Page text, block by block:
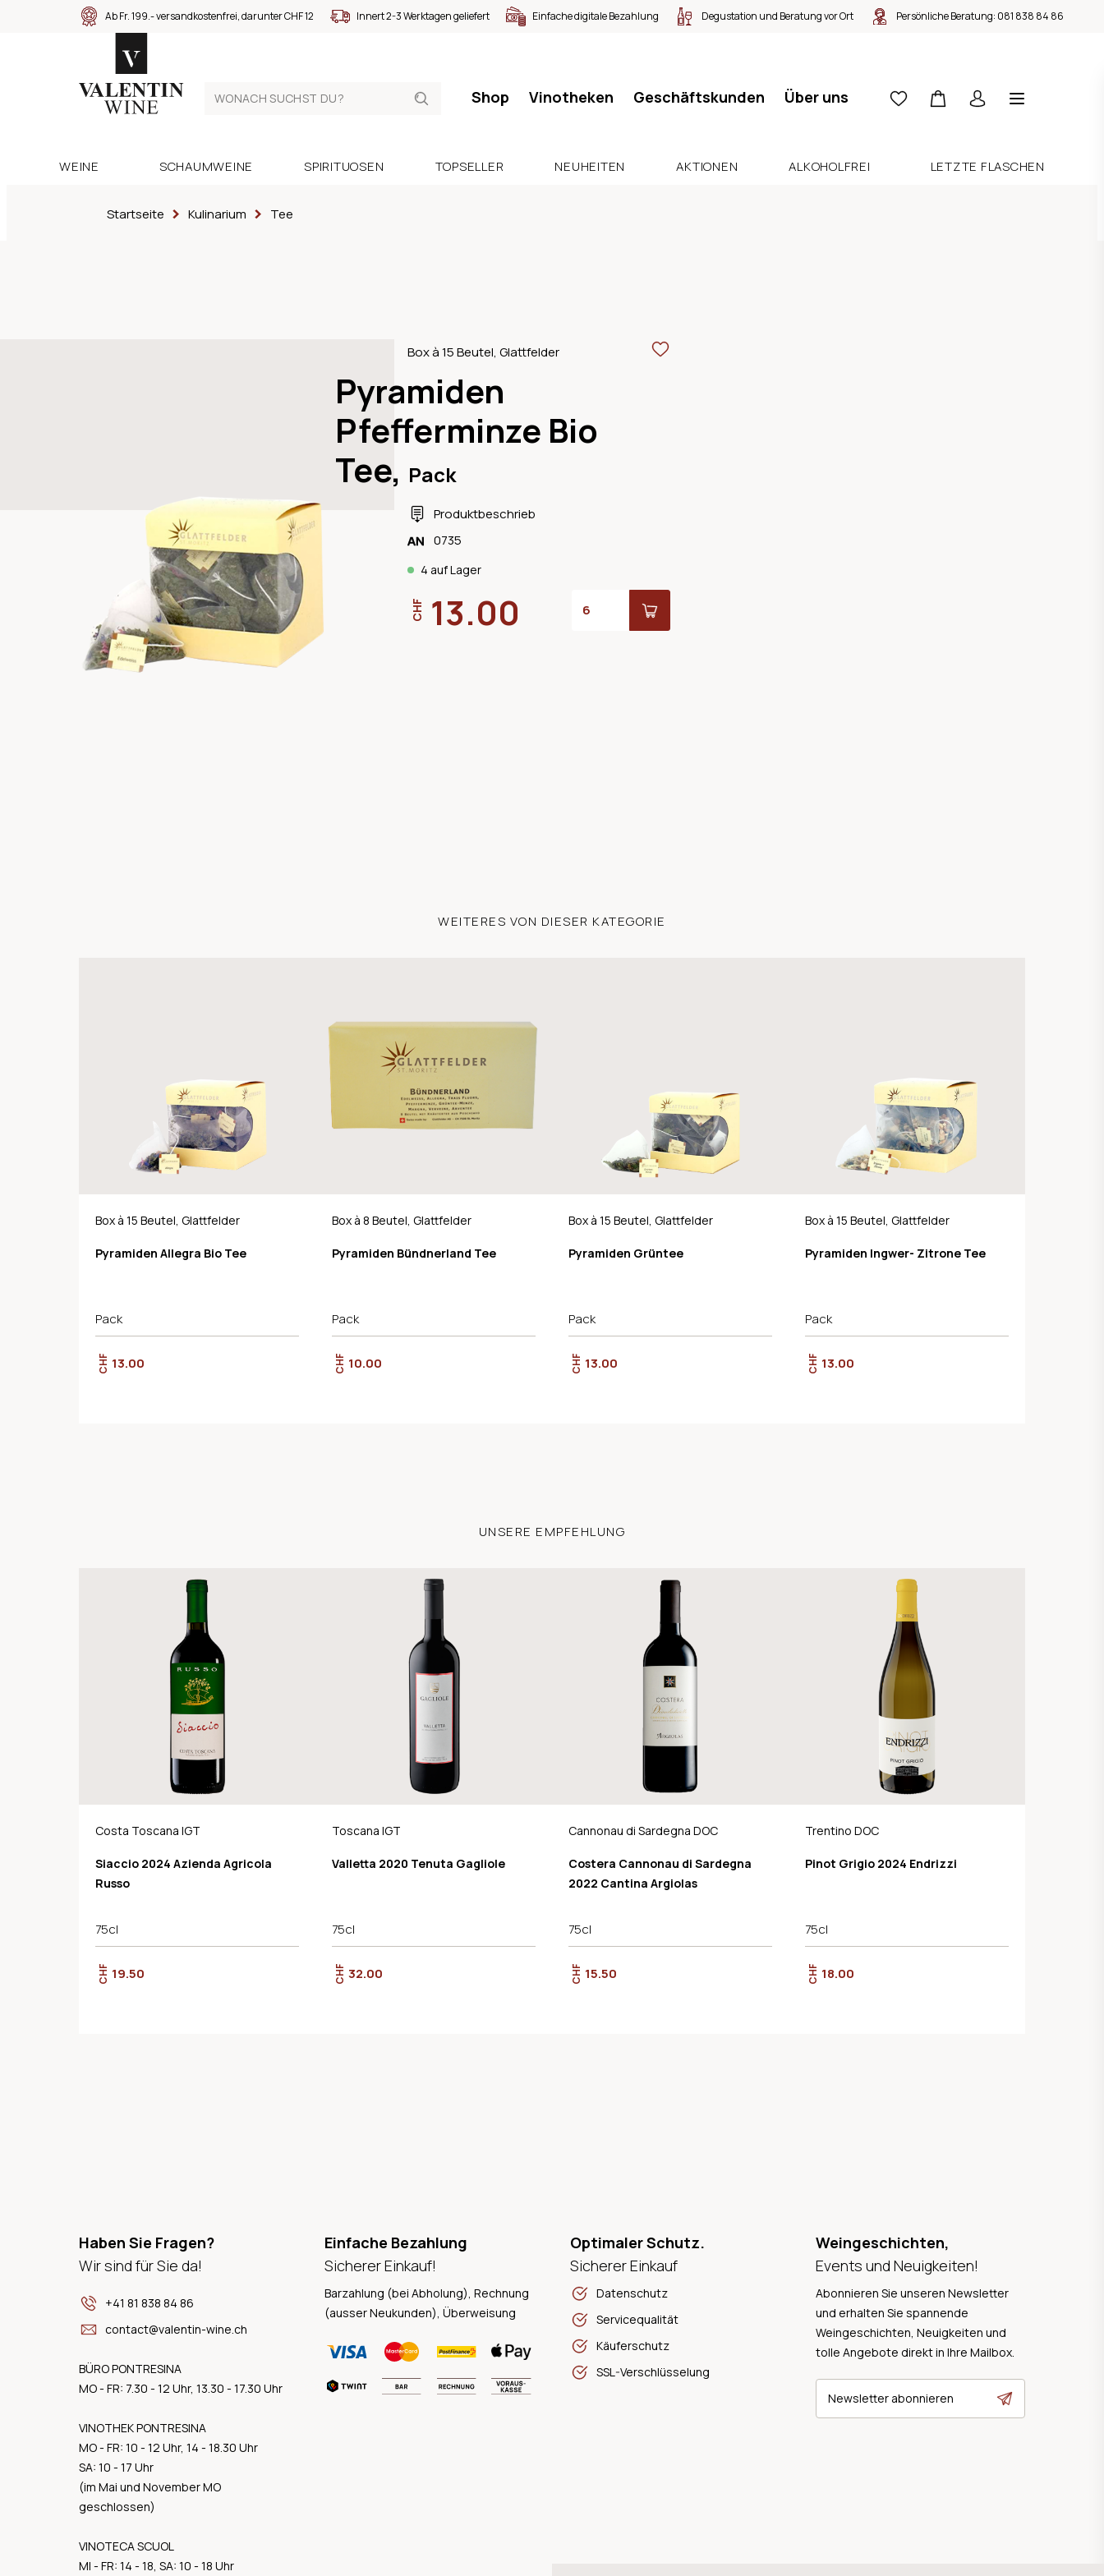
Ab Fr. 199.- versandkostenfrei, darunter CHF 12 Innert 2-3 Werktagen geliefert Einfache digitale Bezahlung Degustation und Beratung vor Ort Persönliche Beratung: 081 838 84 86
Shop Vinotheken Geschäftskunden Über uns
WEINE SCHAUMWEINE SPIRITUOSEN TOPSELLER NEUHEITEN AKTIONEN ALKOHOLFREI LETZTE FLASCHEN
Startseite Kulinarium Tee
Box à 15 Beutel, Glattfelder
Pyramiden
Pfefferminze Bio
Tee, Pack
Produktbeschrieb
0735
4 auf Lager
CHF 13.00
WEITERES VON DIESER KATEGORIE
Box à 15 Beutel, Glattfelder
Pyramiden Allegra Bio Tee
Pack
CHF 13.00
Box à 8 Beutel, Glattfelder
Pyramiden Bündnerland Tee
Pack
CHF 10.00
Box à 15 Beutel, Glattfelder
Pyramiden Grüntee
Pack
CHF 13.00
Box à 15 Beutel, Glattfelder
Pyramiden Ingwer- Zitrone Tee
Pack
CHF 13.00
UNSERE EMPFEHLUNG
Costa Toscana IGT
Siaccio 2024 Azienda Agricola
Russo
75cl
CHF 19.50
Toscana IGT
Valletta 2020 Tenuta Gagliole
75cl
CHF 32.00
Cannonau di Sardegna DOC
Costera Cannonau di Sardegna
2022 Cantina Argiolas
75cl
CHF 15.50
Trentino DOC
Pinot Grigio 2024 Endrizzi
75cl
CHF 18.00
Haben Sie Fragen?
Wir sind für Sie da!
+41 81 838 84 86
contact@valentin-wine.ch
BÜRO PONTRESINA
MO - FR: 7.30 - 12 Uhr, 13.30 - 17.30 Uhr
VINOTHEK PONTRESINA
MO - FR: 10 - 12 Uhr, 14 - 18.30 Uhr
SA: 10 - 17 Uhr
(im Mai und November MO
geschlossen)
VINOTECA SCUOL
MI - FR: 14 - 18, SA: 10 - 18 Uhr
Einfache Bezahlung
Sicherer Einkauf!
Barzahlung (bei Abholung), Rechnung
(ausser Neukunden), Überweisung
Optimaler Schutz.
Sicherer Einkauf
Datenschutz
Servicequalität
Käuferschutz
SSL-Verschlüsselung
Weingeschichten,
Events und Neuigkeiten!
Abonnieren Sie unseren Newsletter
und erhalten Sie spannende
Weingeschichten, Neuigkeiten und
tolle Angebote direkt in Ihre Mailbox.
Newsletter abonnieren